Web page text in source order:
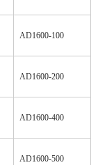
AD1600-100
AD1600-200
AD1600-400
AD1600-500